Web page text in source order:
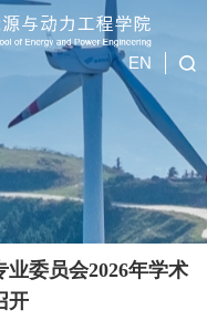
EN
委员会2026年学术
开